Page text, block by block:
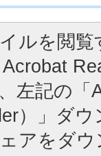
ルを閲
左記の「
）」ダ
アをダ